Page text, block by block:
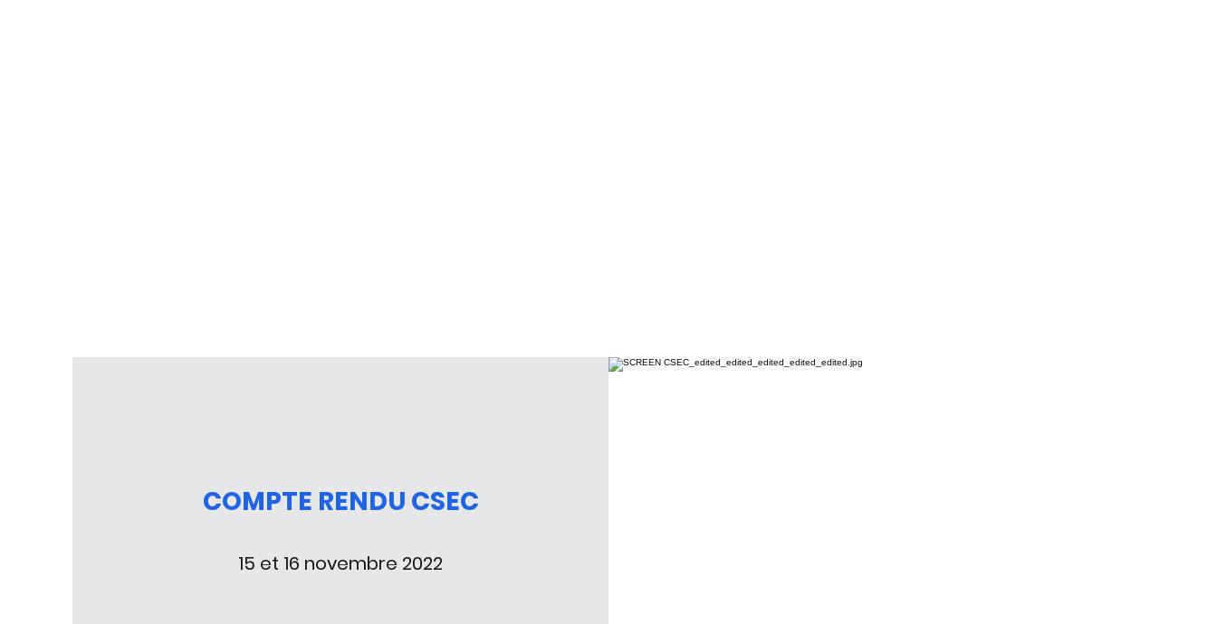
COMPTE RENDU CSEC
15 et 16 novembre 2022